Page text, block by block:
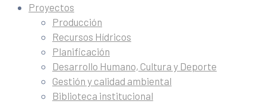
Proyectos
Producción
Recursos Hídricos
Planificación
Desarrollo Humano, Cultura y Deporte
Gestión y calidad ambiental
Biblioteca institucional